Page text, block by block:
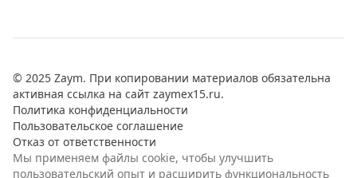
© 2025 Zaym. При копировании материалов обязательна
активная ссылка на сайт zaymex15.ru.
Политика конфиденциальности
Пользовательское соглашение
Отказ от ответственности
Мы применяем файлы cookie, чтобы улучшить
пользовательский опыт и расширить функциональность